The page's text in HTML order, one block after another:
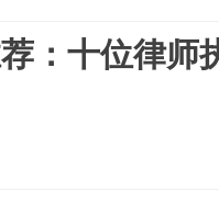
：十位律师